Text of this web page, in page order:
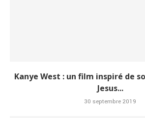
Kanye West : un film inspiré de
Jesus...
30 septembre 2019